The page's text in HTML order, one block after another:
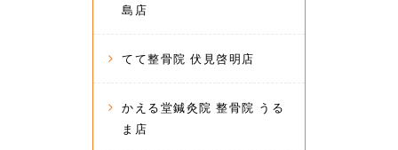
島店
てて整骨院 伏見啓明店
かえる堂鍼灸院 整骨院 うる
ま店